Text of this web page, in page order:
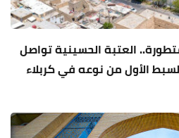
العتبة الحسينية تواصل
الأول من نوعه في كربلاء